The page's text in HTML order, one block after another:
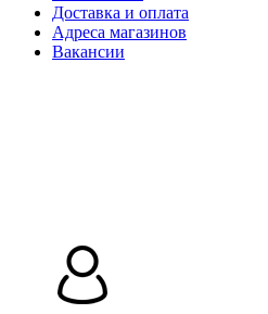
Доставка и оплата
Адреса магазинов
Вакансии